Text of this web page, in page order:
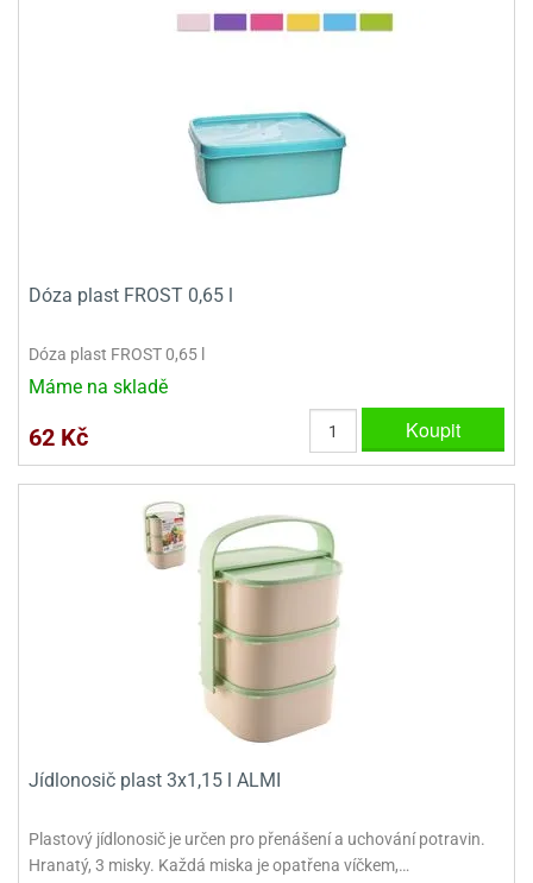
Dóza plast FROST 0,65 l
Dóza plast FROST 0,65 l
Máme na skladě
62 Kč Koupit
Jídlonosič plast 3x1,15 l ALMI
Plastový jídlonosič je určen pro přenášení a uchování potravin.
Hranatý, 3 misky. Každá miska je opatřena víčkem,…